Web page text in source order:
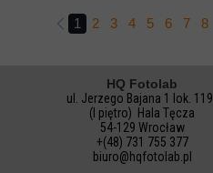
1 2 3 4 5 6 7 8
HQ Fotolab
ul. Jerzego Bajana 1 lok. 119
(I piętro) Hala Tęcza
54-129 Wrocław
+(48) 731 755 377
biuro@hqfotolab.pl